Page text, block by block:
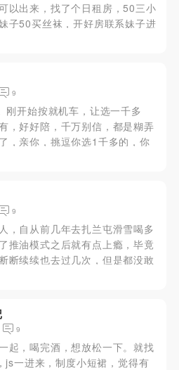
以出来，找了个日租房，50三小
子50买丝袜，开好房联系妹子进
摸抱抱，亲亲，毛毛不多，下面
9
刚开始按就机车，让选一千多
，好好陪，千万别信，都是糊弄
，亲你，挑逗你选1千多的，你
意啊。我坚持了一会，开始降
9
，自从前几年去扎兰屯滑雪喝多
推油模式之后就有点上瘾，毕竟
断续续也去过几次，但是都没敢
艾症发作，惭愧啊，我不算一只
9
起，喝完酒，想放松一下。就找
js一进来，制度小短裙，觉得有